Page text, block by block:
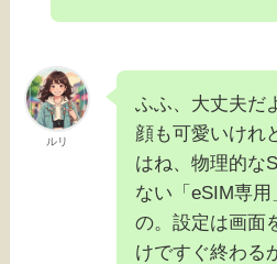
ルリ
ふふ、大丈夫だ
顔も可愛いけ
はね、物理的な
ない「eSIM専
の。設定は画面
けですぐ終わる